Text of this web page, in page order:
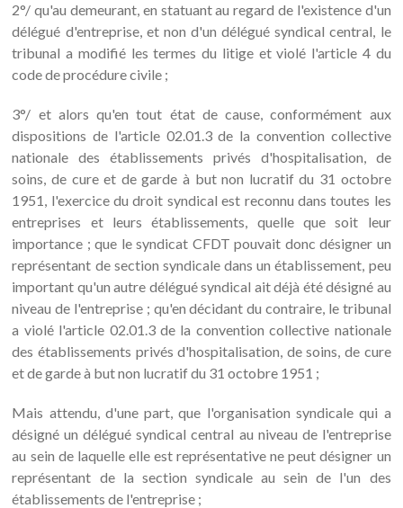
2°/ qu'au demeurant, en statuant au regard de l'existence d'un
délégué d'entreprise, et non d'un délégué syndical central, le
tribunal a modifié les termes du litige et violé l'article 4 du
code de procédure civile ;
3°/ et alors qu'en tout état de cause, conformément aux
dispositions de l'article 02.01.3 de la convention collective
nationale des établissements privés d'hospitalisation, de
soins, de cure et de garde à but non lucratif du 31 octobre
1951, l'exercice du droit syndical est reconnu dans toutes les
entreprises et leurs établissements, quelle que soit leur
importance ; que le syndicat CFDT pouvait donc désigner un
représentant de section syndicale dans un établissement, peu
important qu'un autre délégué syndical ait déjà été désigné au
niveau de l'entreprise ; qu'en décidant du contraire, le tribunal
a violé l'article 02.01.3 de la convention collective nationale
des établissements privés d'hospitalisation, de soins, de cure
et de garde à but non lucratif du 31 octobre 1951 ;
Mais attendu, d'une part, que l'organisation syndicale qui a
désigné un délégué syndical central au niveau de l'entreprise
au sein de laquelle elle est représentative ne peut désigner un
représentant de la section syndicale au sein de l'un des
établissements de l'entreprise ;